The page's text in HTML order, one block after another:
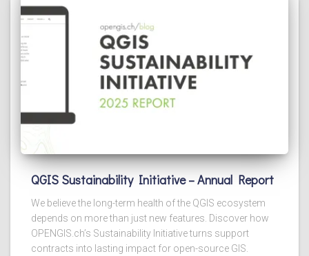
QGIS Sustainability Initiative – Annual Report
We believe the long-term health of the QGIS ecosystem
depends on more than just new features. Discover how
OPENGIS.ch’s Sustainability Initiative turns support
contracts into lasting impact for open-source GIS.